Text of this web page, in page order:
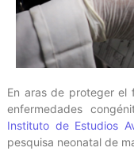
En aras de proteger
enfermedades
Instituto de Estudios
pesquisa neonatal de